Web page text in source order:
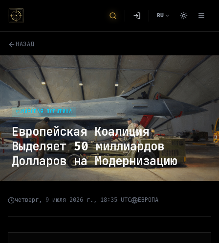
RU
НАЗАД
МИРОВАЯ ПОЛИТИКА
Европейская Коалиция
Выделяет 50 миллиардов
Долларов на Модернизацию
четверг, 9 июля 2026 г., 18:35 UTC ЕВРОПА